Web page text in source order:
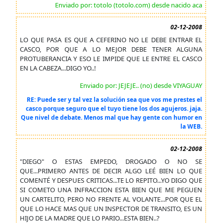
Enviado por: totolo (totolo.com) desde nacido aca
02-12-2008
LO QUE PASA ES QUE A CEFERINO NO LE DEBE ENTRAR EL
CASCO, POR QUE A LO MEJOR DEBE TENER ALGUNA
PROTUBERANCIA Y ESO LE IMPIDE QUE LE ENTRE EL CASCO
EN LA CABEZA...DIGO YO..!
Enviado por: JEJEJE.. (no) desde VIYAGUAY
RE: Puede ser y tal vez la solución sea que vos me prestes el
casco porque seguro que el tuyo tiene los dos agujeros. jaja.
Que nivel de debate. Menos mal que hay gente con humor en
la WEB.
02-12-2008
"DIEGO" O ESTAS EMPEDO, DROGADO O NO SE
QUE...PRIMERO ANTES DE DECIR ALGO LEÉ BIEN LO QUE
COMENTÉ Y DESPUES CRITICAS...TE LO REPITO...YO DIGO QUE
SI COMETO UNA INFRACCION ESTA BIEN QUE ME PEGUEN
UN CARTELITO, PERO NO FRENTE AL VOLANTE...POR QUE EL
QUE LO HACE MAS QUE UN INSPECTOR DE TRANSITO, ES UN
HIJO DE LA MADRE QUE LO PARIO...ESTA BIEN..?